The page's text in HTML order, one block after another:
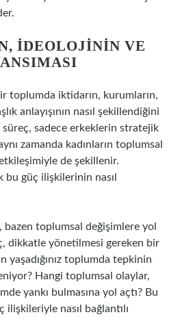
İDEOLOJININ VE
toplumda iktidarın, kurumların,
anlayışının nasıl şekillendiğini
süreç, sadece erkeklerin stratejik
zamanda kadınların toplumsal
de şekillenir.
bu güç ilişkilerinin nasıl
bazen toplumsal değişimlere yol
dikkatle yönetilmesi gereken bir
yaşadığınız toplumda tepkinin
Hangi toplumsal olaylar,
yankı bulmasına yol açtı? Bu
nasıl bağlantılı